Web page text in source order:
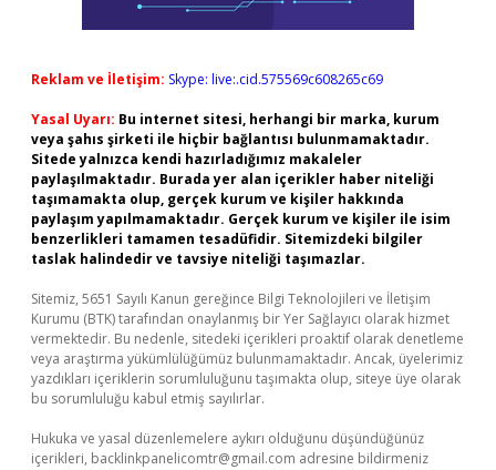
Reklam ve İletişim: Skype: live:.cid.575569c608265c69
Yasal Uyarı: Bu internet sitesi, herhangi bir marka, kurum
veya şahıs şirketi ile hiçbir bağlantısı bulunmamaktadır.
Sitede yalnızca kendi hazırladığımız makaleler
paylaşılmaktadır. Burada yer alan içerikler haber niteliği
taşımamakta olup, gerçek kurum ve kişiler hakkında
paylaşım yapılmamaktadır. Gerçek kurum ve kişiler ile isim
benzerlikleri tamamen tesadüfidir. Sitemizdeki bilgiler
taslak halindedir ve tavsiye niteliği taşımazlar.
Sitemiz, 5651 Sayılı Kanun gereğince Bilgi Teknolojileri ve İletişim
Kurumu (BTK) tarafından onaylanmış bir Yer Sağlayıcı olarak hizmet
vermektedir. Bu nedenle, sitedeki içerikleri proaktif olarak denetleme
veya araştırma yükümlülüğümüz bulunmamaktadır. Ancak, üyelerimiz
yazdıkları içeriklerin sorumluluğunu taşımakta olup, siteye üye olarak
bu sorumluluğu kabul etmiş sayılırlar.
Hukuka ve yasal düzenlemelere aykırı olduğunu düşündüğünüz
içerikleri, backlinkpanelicomtr@gmail.com adresine bildirmeniz